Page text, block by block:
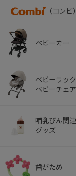
（コンビ）
ベビーカー
ベビーラッ
ベビーチェア
哺乳びん関連
グッズ
歯がため